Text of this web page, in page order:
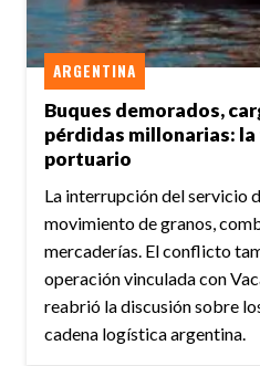
Buques demorados,
pérdidas millonarias:
portuario
ARGENTINA
La interrupción del servicio
movimiento de granos,
mercaderías. El conflicto
operación vinculada con
reabrió la discusión sobre
cadena logística argentina.